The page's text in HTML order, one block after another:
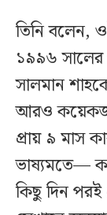
তিনি বলেন,
১৯৯৬ সালের
সালমান
আরও
প্রায় ৯ মাস
ভাষ্যমতে—
কিছু দিন পরই